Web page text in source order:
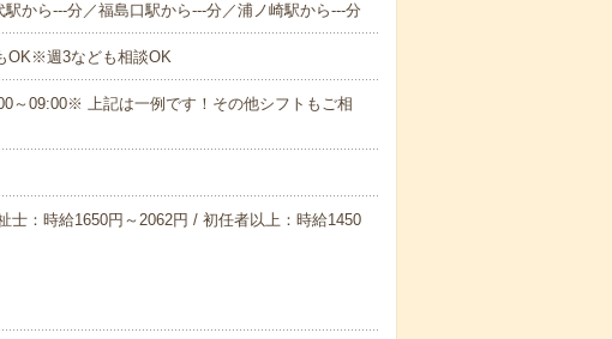
から---分／福島口駅から---分／浦ノ崎駅から---分
OK※週3なども相談OK
～09:00※ 上記は一例です！その他シフトもご相
士：時給1650円～2062円 / 初任者以上：時給1450